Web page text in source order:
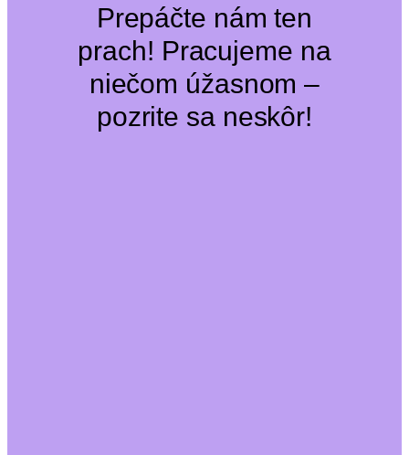
Prepáčte nám ten
prach! Pracujeme na
niečom úžasnom –
pozrite sa neskôr!